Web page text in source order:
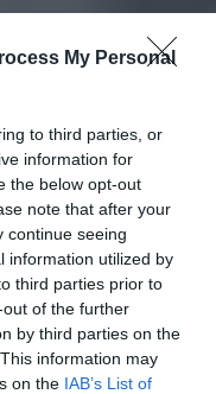
My Personal
to third parties, or
information for
the below opt-out
note that after your
continue seeing
information utilized by
third parties prior to
of the further
by third parties on the
information may
on the IAB’s List of